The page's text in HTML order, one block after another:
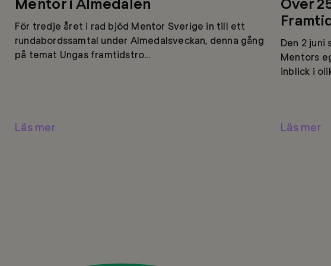
Mentor i Almedalen
För tredje året i rad bjöd Mentor Sverige in till ett
rundabordssamtal under Almedalsveckan, denna gång
på temat Ungas framtidstro...
Läs mer
Över
Den 2 juni
Mentors
inblick i
Läs mer